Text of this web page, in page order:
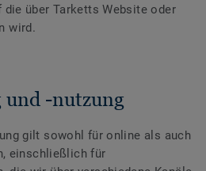
die über Tarketts Website oder
wird.
und -nutzung
gilt sowohl für online als auch
einschließlich für